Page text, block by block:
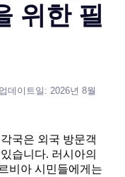
위한 필
데이트일: 2026년 8월
국은 외국 방문객
습니다. 러시아의
비아 시민들에게는